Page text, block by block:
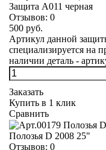
Защита А011 черная
Отзывов: 0
500 руб.
Артикул данной
специализируется на
наличии деталь -
Заказать
Купить в 1 клик
Сравнить
Полозья D 2008 25"
Отзывов: 0